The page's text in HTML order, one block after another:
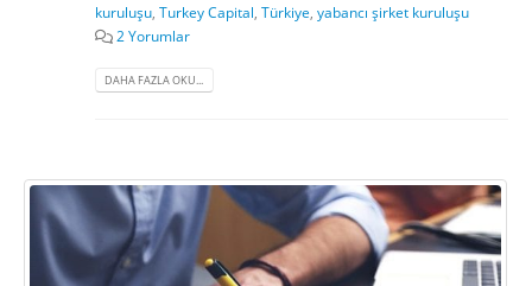
kuruluşu, Turkey Capital, Türkiye, yabancı şirket kuruluşu
2 Yorumlar
DAHA FAZLA OKU...